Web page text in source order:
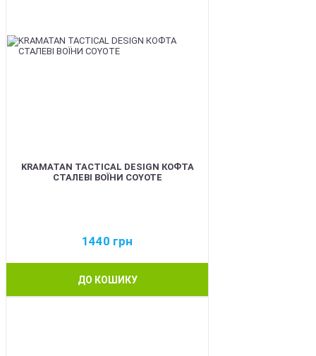
KRAMATAN TACTICAL DESIGN КОФТА
СТАЛЕВІ ВОЇНИ COYOTE
1440 грн
ДО КОШИКУ